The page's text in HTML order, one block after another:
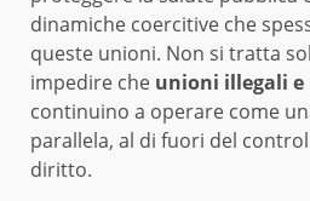
dinamiche coercitive che
queste unioni. Non si tratta
impedire che unioni illegali
continuino a operare come
parallela, al di fuori del
diritto.